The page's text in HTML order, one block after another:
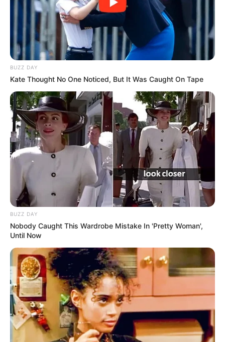
BUZZ DAY
Kate Thought No One Noticed, But It Was Caught On Tape
BUZZ DAY
Nobody Caught This Wardrobe Mistake In 'Pretty Woman',
Until Now